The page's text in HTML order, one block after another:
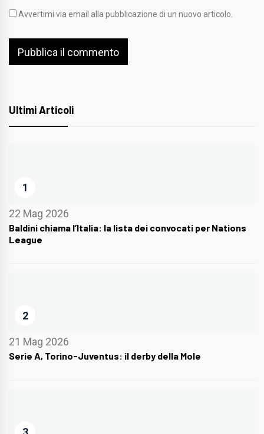
Avvertimi via email alla pubblicazione di un nuovo articolo.
Ultimi Articoli
1
22 Mag 2026
Baldini chiama l’Italia: la lista dei convocati per Nations
League
2
21 Mag 2026
Serie A, Torino-Juventus: il derby della Mole